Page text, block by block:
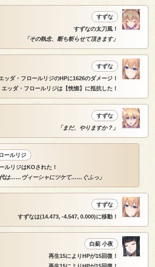
すずな
すずなの太刀風！
「その執念、断ち斬らせて頂きます」
すずな
ッダ・フロールリジのHPに1626のダメージ！
エッダ・フロールリジは【恍惚】に抵抗した！
すずな
「まだ、やりますか？」
ールリジ
ルリジはKOされた！
代は……ヴィーシャにツケて……ぐふっ」
すずな
すずなは(14.473, -4.547, 0.000)に移動！
白薊 小夜
再生15によりHPが15回復！